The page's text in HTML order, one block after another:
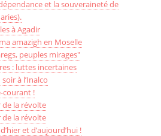
et la souveraineté de
à Agadir
amazigh en Moselle
peuples mirages"
: luttes incertaines
à l’Inalco
courant !
la révolte
la révolte
et d’aujourd’hui !